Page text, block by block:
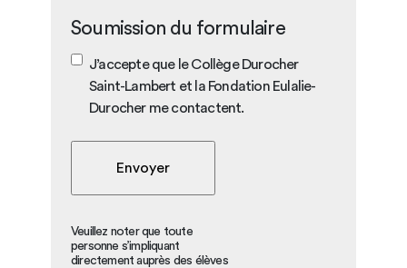
Soumission du formulaire
J’accepte que le Collège Durocher
Saint-Lambert et la Fondation Eulalie-
Durocher me contactent.
Veuillez noter que toute
personne s’impliquant
directement auprès des élèves